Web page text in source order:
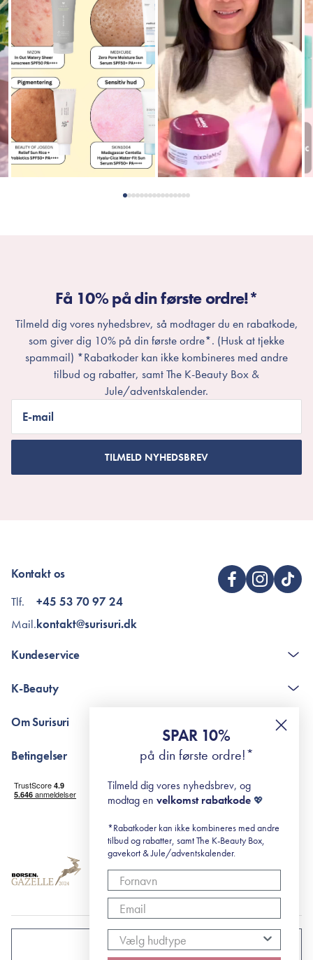
Få 10% på din første ordre!*
Tilmeld dig vores nyhedsbrev, så modtager du en rabatkode,
som giver dig 10% på din første ordre*. (Husk at tjekke
spammail) *Rabatkoder kan ikke kombineres med andre
tilbud og rabatter, samt The K-Beauty Box &
Jule/adventskalender.
E-mail
TILMELD NYHEDSBREV
Kontakt os
Tlf.
Mail.
+45 53 70 97 24
kontakt@surisuri.dk
Kundeservice
The K-Beauty Box - spørgsmål og svar
RE-ZIP
K-Beauty
Retinol for begyndere
surisuri's mini guide til rosacea
Om Surisuri
Black Friday
Betingelser
Levering og returnering
Handelsbetingelser
Abonnementsbetingelser
DANMARK
SPAR 10%
på din første ordre!*
Tilmeld dig vores nyhedsbrev, og
modtag en velkomst rabatkode 💖
*Rabatkoder kan ikke kombineres med andre
tilbud og rabatter, samt The K-Beauty Box,
gavekort & Jule/adventskalender.